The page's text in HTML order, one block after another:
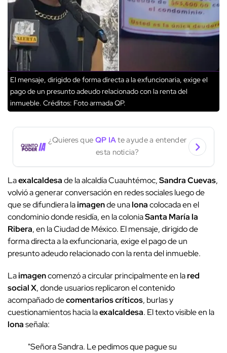
El mensaje, dirigido de forma directa a la exfuncionaria, exige el
pago de un presunto adeudo relacionado con la renta del
inmueble. Créditos: Foto armada QP.
¿Quieres que QP IAte ayude a entender
esta noticia?
Laexalcaldesade la alcaldía Cuauhtémoc,Sandra Cuevas,
volvió a generar conversación en redes sociales luego de
que se difundiera laimagende unalonacolocada en el
condominio donde residía, en la coloniaSanta María la
Ribera, en la Ciudad de México. El mensaje, dirigido de
forma directa a la exfuncionaria, exige el pago de un
presunto adeudo relacionado con la renta del inmueble.
Laimagencomenzó a circular principalmente en lared
social X, donde usuarios replicaron el contenido
acompañado decomentarios críticos, burlas y
cuestionamientos hacia laexalcaldesa. El texto visible en la
lonaseñala:
"Señora Sandra. Le pedimos que pague su